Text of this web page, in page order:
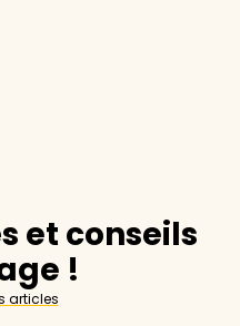
et conseils
!
articles